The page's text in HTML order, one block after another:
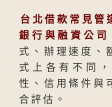
台北借款常見管
銀行與融資公司
式、辦理速度、
式上各有不同
性、信用條件與
合評估。